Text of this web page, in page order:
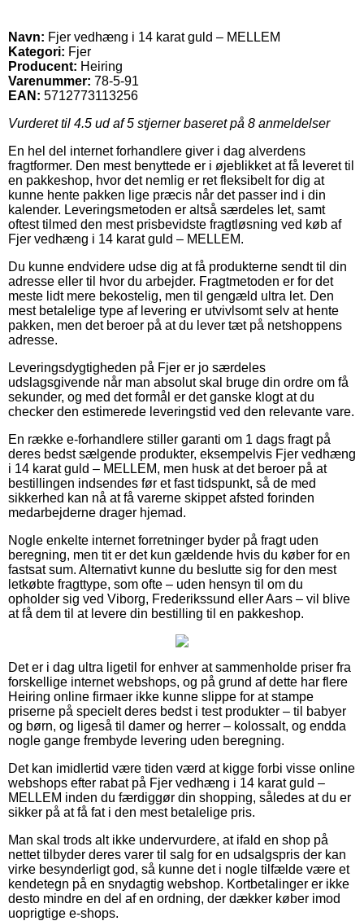
Navn: Fjer vedhæng i 14 karat guld – MELLEM
Kategori: Fjer
Producent: Heiring
Varenummer: 78-5-91
EAN: 5712773113256
Vurderet til 4.5 ud af 5 stjerner baseret på 8 anmeldelser
En hel del internet forhandlere giver i dag alverdens
fragtformer. Den mest benyttede er i øjeblikket at få leveret til
en pakkeshop, hvor det nemlig er ret fleksibelt for dig at
kunne hente pakken lige præcis når det passer ind i din
kalender. Leveringsmetoden er altså særdeles let, samt
oftest tilmed den mest prisbevidste fragtløsning ved køb af
Fjer vedhæng i 14 karat guld – MELLEM.
Du kunne endvidere udse dig at få produkterne sendt til din
adresse eller til hvor du arbejder. Fragtmetoden er for det
meste lidt mere bekostelig, men til gengæld ultra let. Den
mest betalelige type af levering er utvivlsomt selv at hente
pakken, men det beroer på at du lever tæt på netshoppens
adresse.
Leveringsdygtigheden på Fjer er jo særdeles
udslagsgivende når man absolut skal bruge din ordre om få
sekunder, og med det formål er det ganske klogt at du
checker den estimerede leveringstid ved den relevante vare.
En række e-forhandlere stiller garanti om 1 dags fragt på
deres bedst sælgende produkter, eksempelvis Fjer vedhæng
i 14 karat guld – MELLEM, men husk at det beroer på at
bestillingen indsendes før et fast tidspunkt, så de med
sikkerhed kan nå at få varerne skippet afsted forinden
medarbejderne drager hjemad.
Nogle enkelte internet forretninger byder på fragt uden
beregning, men tit er det kun gældende hvis du køber for en
fastsat sum. Alternativt kunne du beslutte sig for den mest
letkøbte fragttype, som ofte – uden hensyn til om du
opholder sig ved Viborg, Frederikssund eller Aars – vil blive
at få dem til at levere din bestilling til en pakkeshop.
Det er i dag ultra ligetil for enhver at sammenholde priser fra
forskellige internet webshops, og på grund af dette har flere
Heiring online firmaer ikke kunne slippe for at stampe
priserne på specielt deres bedst i test produkter – til babyer
og børn, og ligeså til damer og herrer – kolossalt, og endda
nogle gange frembyde levering uden beregning.
Det kan imidlertid være tiden værd at kigge forbi visse online
webshops efter rabat på Fjer vedhæng i 14 karat guld –
MELLEM inden du færdiggør din shopping, således at du er
sikker på at få fat i den mest betalelige pris.
Man skal trods alt ikke undervurdere, at ifald en shop på
nettet tilbyder deres varer til salg for en udsalgspris der kan
virke besynderligt god, så kunne det i nogle tilfælde være et
kendetegn på en snydagtig webshop. Kortbetalinger er ikke
desto mindre en del af en ordning, der dækker køber imod
uoprigtige e-shops.